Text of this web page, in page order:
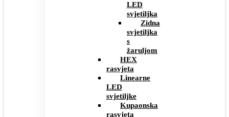
LED
svjetiljka
Zidna
svjetiljka
s
žaruljom
HEX
rasvjeta
Linearne
LED
svjetiljke
Kupaonska
rasvjeta